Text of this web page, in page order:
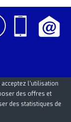
l’utilisation
des offres et
des statistiques de